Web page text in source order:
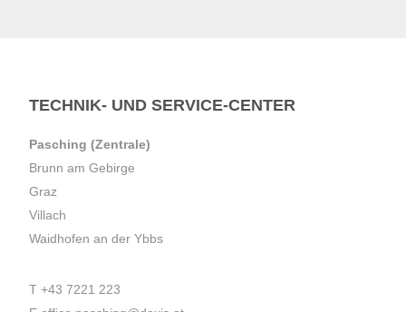
TECHNIK- UND SERVICE-CENTER
Pasching (Zentrale)
Brunn am Gebirge
Graz
Villach
Waidhofen an der Ybbs
T +43 7221 223